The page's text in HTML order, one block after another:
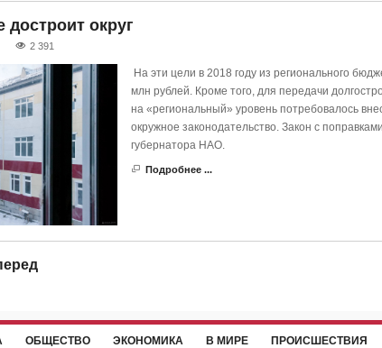
округ
2 391
На эти цели в 2018 году из регионального
млн рублей. Кроме того, для передачи
на «региональный» уровень потребовалось
окружное законодательство. Закон с
губернатора НАО.
Подробнее ...
ОБЩЕСТВО ЭКОНОМИКА В МИРЕ ПРОИСШЕСТВИЯ